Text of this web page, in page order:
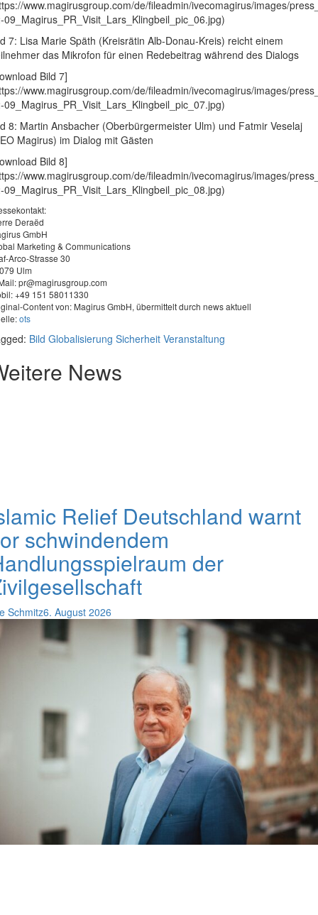
www.magirusgroup.com/de/fileadmin/ivecomagirus/images/
09_Magirus_PR_Visit_Lars_Klingbeil_pic_06.jpg)
7: Lisa Marie Späth (Kreisrätin Alb-Donau-Kreis) reicht einem
das Mikrofon für einen Redebeitrag während des Dialogs
Bild 7]
www.magirusgroup.com/de/fileadmin/ivecomagirus/images/
09_Magirus_PR_Visit_Lars_Klingbeil_pic_07.jpg)
8: Martin Ansbacher (Oberbürgermeister Ulm) und Fatmir Veselaj
Magirus) im Dialog mit Gästen
Bild 8]
www.magirusgroup.com/de/fileadmin/ivecomagirus/images/
09_Magirus_PR_Visit_Lars_Klingbeil_pic_08.jpg)
Deraëd
GmbH
Marketing & Communications
Arco-Strasse 30
Ulm
pr@magirusgroup.com
+49 151 58011330
Content von: Magirus GmbH, übermittelt durch news aktuell
ots
Bild Globalisierung Sicherheit Veranstaltung
News
Relief Deutschland warnt
schwindendem
der
Schmitz6. August 2026